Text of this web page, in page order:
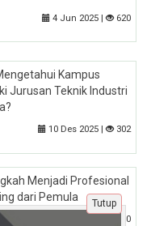
4 Jun 2025 | 620
Kampus
Jurusan Teknik Industri
10 Des 2025 | 302
Menjadi Profesional
dari Pemula
390
Tutup